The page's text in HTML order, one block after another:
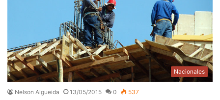
Nacionales
Nelson Algueida 13/05/2015 0 537